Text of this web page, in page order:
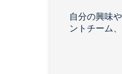
自分の興味
ントチーム、